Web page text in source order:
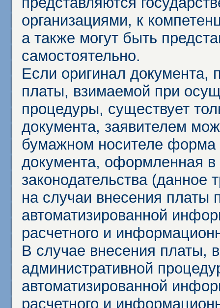
организациями, к
а также могут быть
самостоятельно.
Если оригинал документа,
платы, взимаемой при
процедуры, существует
документа, заявителем
бумажном носителе форма
документа, оформленная в
законодательства (данное
на случаи внесения платы
автоматизированной
расчетного и
В случае внесения платы,
административной
автоматизированной
расчетного и